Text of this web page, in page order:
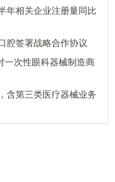
年相关企业注册量同比
腔签署战略合作协议
一次性眼科器械制造商
含第三类医疗器械业务